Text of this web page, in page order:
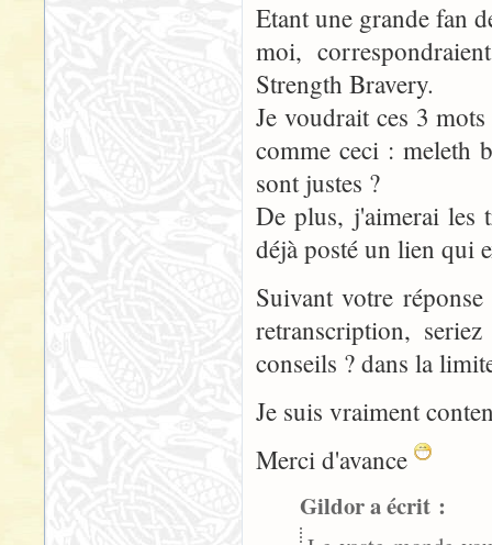
Etant une grande fan
moi,
Strength Bravery.
Je voudrait ces 3
comme ceci : meleth
sont justes ?
De plus, j'aimerai les
déjà posté un lien qui
Suivant votre
retranscription,
conseils ? dans la
Je suis vraiment
Merci d'avance
Gildor a écrit :